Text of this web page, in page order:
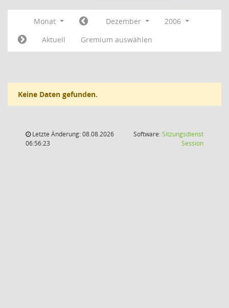
Monat Dezember
2006
Aktuell
Gremium auswählen
Keine Daten gefunden.
Letzte Änderung: 08.08.2026
06:56:23
Software:Sitzungsdienst
Session(Wird in